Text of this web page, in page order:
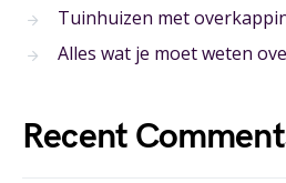
Tuinhuizen met
Alles wat je moet weten
Recent